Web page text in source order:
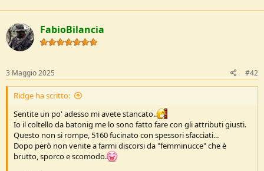
c
i
o
n
FabioBilancia
3 Maggio 2025 #42
Ridge ha scritto:
Sentite un po' adesso mi avete stancato..
Io il coltello da batonig me lo sono fatto fare con gli attributi giusti.
Questo non si rompe, 5160 fucinato con spessori sfacciati...
Dopo però non venite a farmi discorsi da "femminucce" che è
brutto, sporco e scomodo.